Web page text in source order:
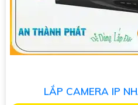
LẮP CAMERA IP